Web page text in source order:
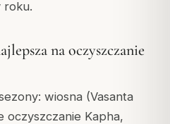
roku.
na oczyszczanie
wiosna (Vasanta
oczyszczanie Kapha,